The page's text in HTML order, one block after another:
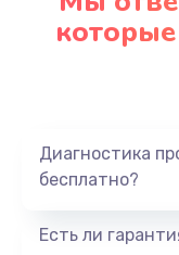
Диагностика
бесплатно?
Есть ли